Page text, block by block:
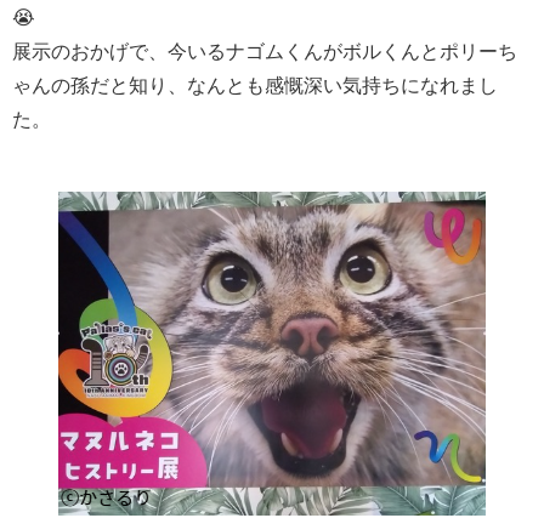
😭
展示のおかげで、今いるナゴムくんがボルくんとポリーち
ゃんの孫だと知り、なんとも感慨深い気持ちになれまし
た。